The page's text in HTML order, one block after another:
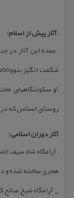
– آثار پیش از اسلام:
– عمده این آثار در
)و سكونتگاههای
روستای استاس كه در
آثار دوران اسلامی:
– آرامگاه شاه سیف
هجری ساخته شده و
_ آرامگاه شیخ صالح